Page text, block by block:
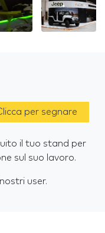
per segnare
il tuo stand per
sul suo lavoro.
user.